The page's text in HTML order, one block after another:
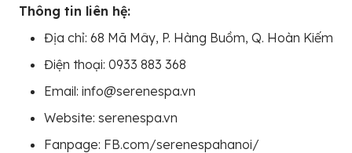
Thông tin liên hệ:
Địa chỉ: 68 Mã Mây, P. Hàng Buồm, Q. Hoàn Kiếm
Điện thoại: 0933 883 368
Email: info@serenespa.vn
Website: serenespa.vn
Fanpage: FB.com/serenespahanoi/